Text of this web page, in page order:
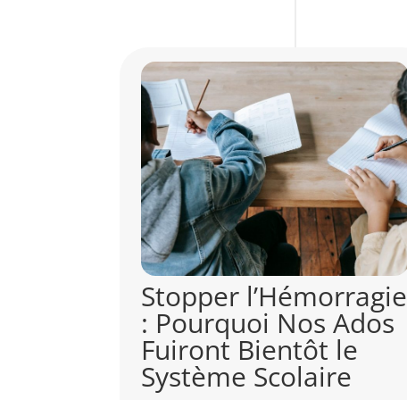
Choisir ses Cours :
Comment le Lieu de
ton Lycée Influence
ton Avenir